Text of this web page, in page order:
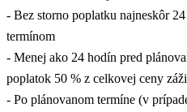
- Bez storno poplatku najneskôr
termínom
- Menej ako 24 hodín pred
poplatok 50 % z celkovej ceny
- Po plánovanom termíne (v